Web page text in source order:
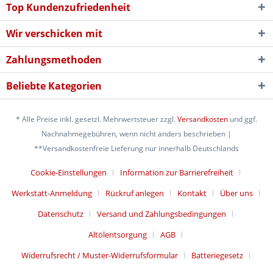
Top Kundenzufriedenheit
Wir verschicken mit
Zahlungsmethoden
Beliebte Kategorien
* Alle Preise inkl. gesetzl. Mehrwertsteuer zzgl.Versandkosten und ggf.
Nachnahmegebühren, wenn nicht anders beschrieben |
**Versandkostenfreie Lieferung nur innerhalb Deutschlands
Cookie-Einstellungen
Information zur Barrierefreiheit
Werkstatt-Anmeldung
Rückruf anlegen Kontakt
Über uns
Datenschutz
Versand und Zahlungsbedingungen
Altölentsorgung
AGB
Widerrufsrecht / Muster-Widerrufsformular
Batteriegesetz